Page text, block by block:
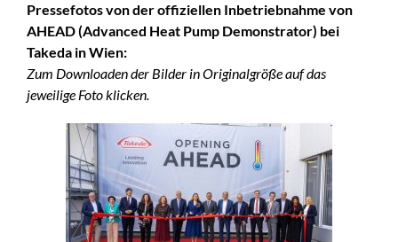
Pressefotos von der offiziellen Inbetriebnahme von
AHEAD (Advanced Heat Pump Demonstrator) bei
Takeda in Wien:
Zum Downloaden der Bilder in Originalgröße auf das
jeweilige Foto klicken.